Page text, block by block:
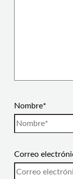
Nombre*
Correo